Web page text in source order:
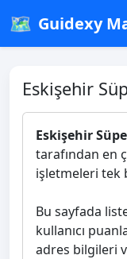
🗺️ Guidexy
Eskişehir
Eskişehir
tarafından en
işletmeleri tek
Bu sayfada
kullanıcı
adres bilgileri